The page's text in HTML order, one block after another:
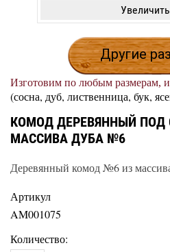
Увеличить
Другие
Изготовим по любым размерам,
(сосна, дуб, лиственница, бук,
КОМОД ДЕРЕВЯННЫЙ ПОД
МАССИВА ДУБА №6
Деревянный комод №6 из
Артикул
AM001075
Количество: